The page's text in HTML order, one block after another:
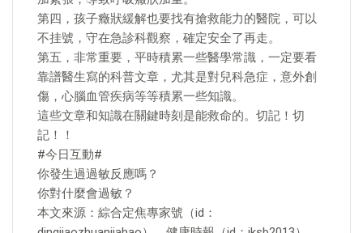
第四，孩子癥狀緩解也要找有搶救能力的醫院，可以
不挂號，守在急診科觀察，確定安全了再走。
第五，非常重要，平時積累一些醫學常識，一定要看
靠譜醫生寫的科普文章，尤其是對兒科急症，意外創
傷，心腦血管疾病等等積累一些知識。
這些文章和知識在關鍵時刻是能救命的。切記！切
記！！
#今日互動#
你發生過過敏反應嗎？
你對什麼會過敏？
本文來源：綜合定焦專家號（id：